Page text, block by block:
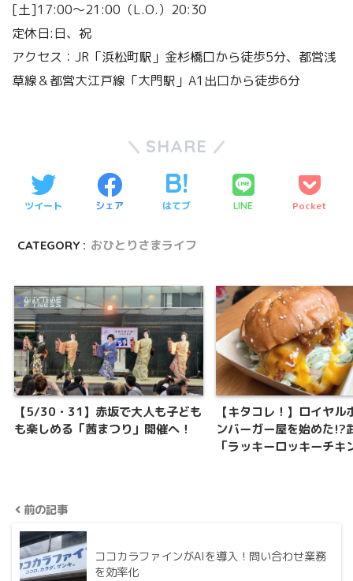
[土]17:00〜21:00（L.O.）20:30
定休日:日、祝
アクセス：JR「浜松町駅」金杉橋口から徒歩5分、都営浅
草線＆都営大江戸線「大門駅」A1出口から徒歩6分
SHARE
ツイート シェア はてブ LINE Pocket
CATEGORY : おひとりさまライフ
【5/30・31】赤坂で大人も子ども
も楽しめる「茜まつり」開催へ！
【キタコレ！】ロイヤル
ンバーガー屋を始めた!?
「ラッキーロッキーチキ
前の記事
ココカラファインがAIを導入！問い合わせ業務
を効率化